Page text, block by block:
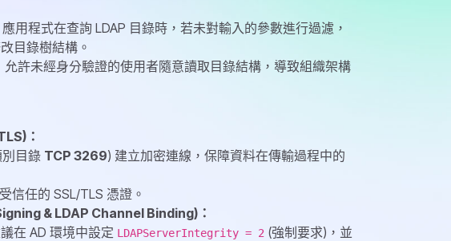
應用程式在查詢 LDAP 目錄時，若未對輸入的參數進行過濾，
目錄樹結構。
允許未經身分驗證的使用者隨意讀取目錄結構，導致組織架構
：
目錄 TCP 3269) 建立加密連線，保障資料在傳輸過程中的
信任的 SSL/TLS 憑證。
& LDAP Channel Binding)：
在 AD 環境中設定 LDAPServerIntegrity = 2 (強制要求)，並